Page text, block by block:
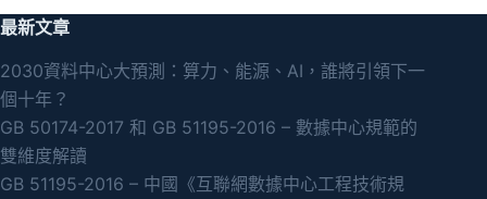
最新文章
2030資料中心大預測：算力、能源、AI，誰將引領下一
個十年？
GB 50174-2017 和 GB 51195-2016 – 數據中心規範的
雙維度解讀
GB 51195-2016 – 中國《互聯網數據中心工程技術規